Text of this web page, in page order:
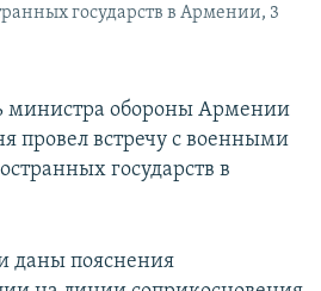
государств в Армении, 3
министра обороны Армении
провел встречу с военными
государств в
даны пояснения